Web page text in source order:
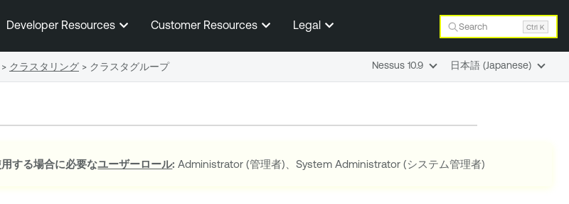
メインコンテンツに移動する
Developer Resources Customer Resources Legal Search Ctrl K
する場合に必要なユーザーロール: Administrator (管理者)、System Administrator (システム管理者)
> クラスタリング > クラスタグループ Nessus 10.9 日本語 (Japanese)